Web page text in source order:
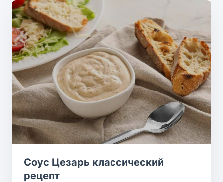
Соус Цезарь классический
рецепт